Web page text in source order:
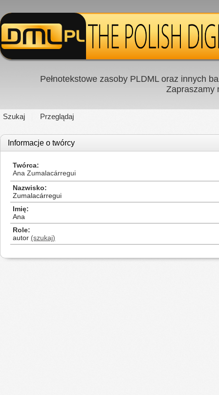
Pełnotekstowe zasoby PLDML oraz innych
Zapraszamy
Szukaj Przeglądaj
Informacje o twórcy
Twórca
Ana Zumalacárregui
Nazwisko
Zumalacárregui
Imię
Ana
Role
autor (szukaj)